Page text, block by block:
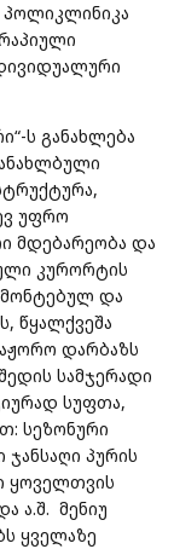
პოლიკლინიკა
ს განახლება
უფრო
მდებარეობა და
კურორტის
და
წყალქვეშა
დარბაზს
სამჯერადი
სუფთა,
სეზონური
პურის
ყოველთვის
ა.შ. მენიუ
ყველაზე